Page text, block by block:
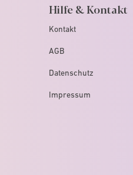
Hilfe & Kontakt
Kontakt
AGB
Datenschutz
Impressum